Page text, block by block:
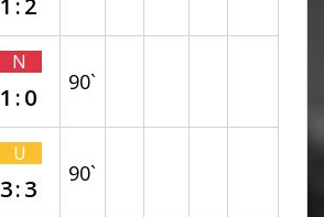
1:2
N
1:0
90`
U
3:3
90`